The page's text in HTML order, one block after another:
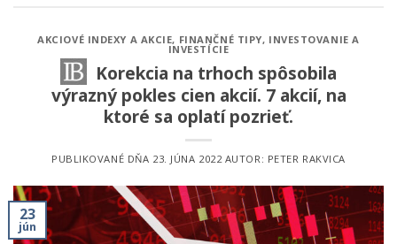
AKCIOVÉ INDEXY A AKCIE, FINANČNÉ TIPY, INVESTOVANIE A
INVESTÍCIE
Korekcia na trhoch spôsobila
výrazný pokles cien akcií. 7 akcií, na
ktoré sa oplatí pozrieť.
PUBLIKOVANÉ DŇA 23. JÚNA 2022AUTOR: PETER RAKVICA
23
jún